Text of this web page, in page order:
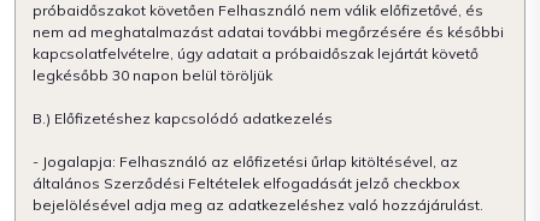
próbaidőszakot követően Felhasználó nem válik előfizetővé, és
nem ad meghatalmazást adatai további megőrzésére és későbbi
kapcsolatfelvételre, úgy adatait a próbaidőszak lejártát követő
legkésőbb 30 napon belül töröljük
B.) Előfizetéshez kapcsolódó adatkezelés
- Jogalapja: Felhasználó az előfizetési űrlap kitöltésével, az
általános Szerződési Feltételek elfogadását jelző checkbox
bejelölésével adja meg az adatkezeléshez való hozzájárulást.